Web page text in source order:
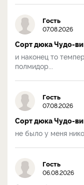
Гость
07.08.2026
Сорт дюка Чудо-
и наконец то
полмидор...
Гость
07.08.2026
Сорт дюка Чудо-
не было у меня
Гость
06.08.2026